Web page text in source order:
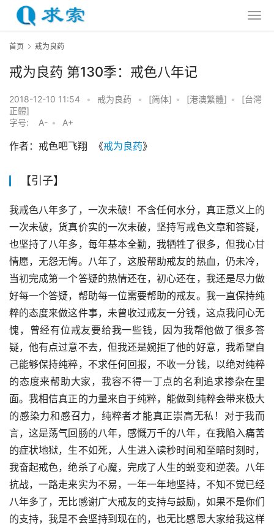
首页 戒为良药
戒为良药 第130季：戒色八年记
2018-12-10 11:54 • 戒为良药 • [简体] • [港澳繁體] •
[台灣
正體]
字号:
A- • A+
作者：戒色吧飞翔  《戒为良药》
【引子】
我戒色八年多了，一次未破！不含任何水分，真正意义上的
一次未破，货真价实的一次未破，坚持写戒色文章和答疑，
也坚持了八年多，每年基本全勤，我牺牲了很多，但我心甘
情愿，无怨无悔。八年了，这股帮助戒友的热血，仍未冷，
当初完成第一个答疑的热情还在，初心还在，我还是尽力做
好每一个答疑，帮助每一位需要帮助的戒友。我一直保持纯
粹的态度来做这件事，未曾收过戒友一分钱，这点我问心无
愧，曾经有位戒友要给我一些钱，因为我帮他做了很多答
疑，他有点过意不去，但我还是婉拒了他的好意，我希望自
己能够保持纯粹，不求任何回报，不收一分钱，以绝对纯粹
的态度来帮助大家，我容不得一丁点的名利追求掺杂在里
面。我相信真正的力量来自于纯粹，能做到纯粹会带来极大
的感染力和感召力，纯粹者才能真正崇高无私！对于我而
言，这是荡气回肠的八年，感慨万千的八年，在我陷入痛苦
的症状地狱，生不如死，人生进入读秒时间和至暗时刻时，
我奋起戒色，绝杀了心魔，完成了人生的蜕变和逆袭。八年
抗战，一路走来实为不易，一年一年地坚持，不知不觉已经
八年多了，无比感谢广大戒友的支持与鼓励，如果不是你们
的支持，我是不会坚持到现在的，也无比感恩大家给我这样